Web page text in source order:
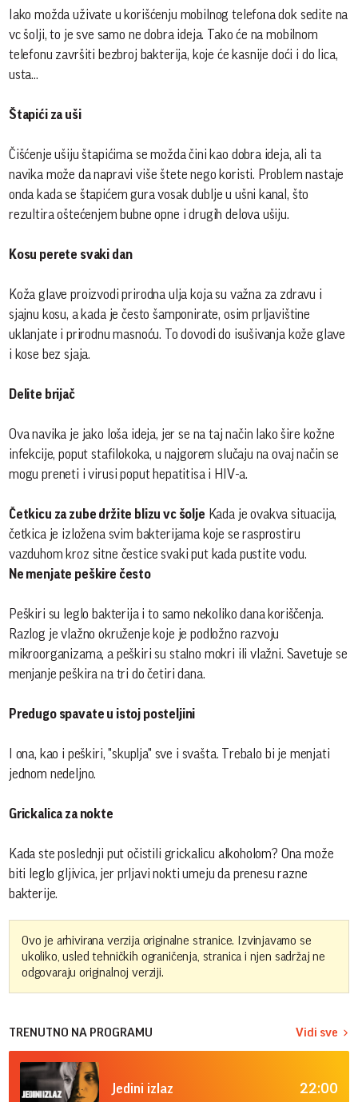
Iako možda uživate u korišćenju mobilnog telefona dok sedite na
vc šolji, to je sve samo ne dobra ideja. Tako će na mobilnom
telefonu završiti bezbroj bakterija, koje će kasnije doći i do lica,
usta...
Štapići za uši
Čišćenje ušiju štapićima se možda čini kao dobra ideja, ali ta
navika može da napravi više štete nego koristi. Problem nastaje
onda kada se štapićem gura vosak dublje u ušni kanal, što
rezultira oštećenjem bubne opne i drugih delova ušiju.
Kosu perete svaki dan
Koža glave proizvodi prirodna ulja koja su važna za zdravu i
sjajnu kosu, a kada je često šamponirate, osim prljavištine
uklanjate i prirodnu masnoću. To dovodi do isušivanja kože glave
i kose bez sjaja.
Delite brijač
Ova navika je jako loša ideja, jer se na taj način lako šire kožne
infekcije, poput stafilokoka, u najgorem slučaju na ovaj način se
mogu preneti i virusi poput hepatitisa i HIV-a.
Četkicu za zube držite blizu vc šolje Kada je ovakva situacija,
četkica je izložena svim bakterijama koje se rasprostiru
vazduhom kroz sitne čestice svaki put kada pustite vodu.
Ne menjate peškire često
Peškiri su leglo bakterija i to samo nekoliko dana koriščenja.
Razlog je vlažno okruženje koje je podložno razvoju
mikroorganizama, a peškiri su stalno mokri ili vlažni. Savetuje se
menjanje peškira na tri do četiri dana.
Predugo spavate u istoj posteljini
I ona, kao i peškiri, "skuplja" sve i svašta. Trebalo bi je menjati
jednom nedeljno.
Grickalica za nokte
Kada ste poslednji put očistili grickalicu alkoholom? Ona može
biti leglo gljivica, jer prljavi nokti umeju da prenesu razne
bakterije.
Ovo je arhivirana verzija originalne stranice. Izvinjavamo se
ukoliko, usled tehničkih ograničenja, stranica i njen sadržaj ne
odgovaraju originalnoj verziji.
TRENUTNO NA PROGRAMU Vidi sve
Jedini izlaz 22:00